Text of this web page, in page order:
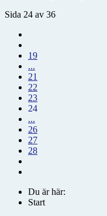
Sida 24 av 36
19
...
21
22
23
24
...
26
27
28
Du är här:
Start